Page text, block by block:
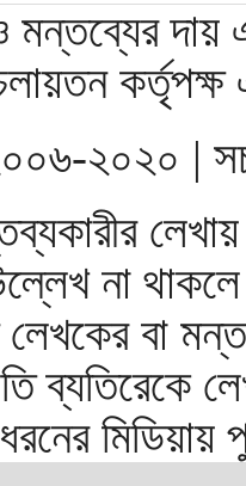
মন্তব্যের দায়
২০২০ |
না
লেখকের বা
ব্যতিরেকে
ধরনের মিডিয়ায়